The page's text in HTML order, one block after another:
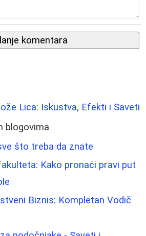
komentara
Lica: Iskustva, Efekti i Saveti
blogovima
što treba da znate
Kako pronaći pravi put
Biznis: Kompletan Vodič